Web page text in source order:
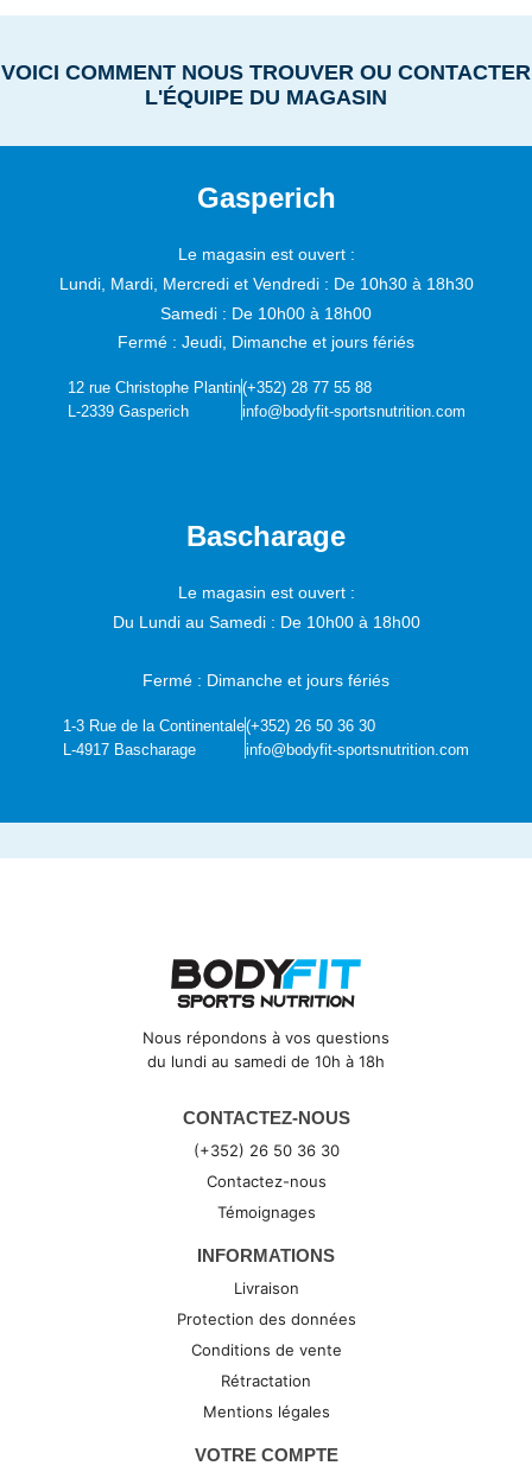
VOICI COMMENT NOUS TROUVER OU CONTACTER
L'ÉQUIPE DU MAGASIN
Gasperich
Le magasin est ouvert :
Lundi, Mardi, Mercredi et Vendredi : De 10h30 à 18h30
Samedi : De 10h00 à 18h00
Fermé : Jeudi, Dimanche et jours fériés
12 rue Christophe Plantin
L-2339 Gasperich
(+352) 28 77 55 88
info@bodyfit-sportsnutrition.com
Bascharage
Le magasin est ouvert :
Du Lundi au Samedi : De 10h00 à 18h00
Fermé : Dimanche et jours fériés
1-3 Rue de la Continentale
L-4917 Bascharage
(+352) 26 50 36 30
info@bodyfit-sportsnutrition.com
Nous répondons à vos questions
du lundi au samedi de 10h à 18h
CONTACTEZ-NOUS
(+352) 26 50 36 30
Contactez-nous
Témoignages
INFORMATIONS
Livraison
Protection des données
Conditions de vente
Rétractation
Mentions légales
VOTRE COMPTE